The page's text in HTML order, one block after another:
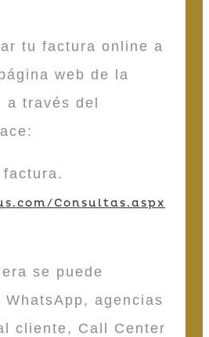
tu factura online a
web de la
a través del
Consultas.aspx
se puede
agencias
cliente, Call Center